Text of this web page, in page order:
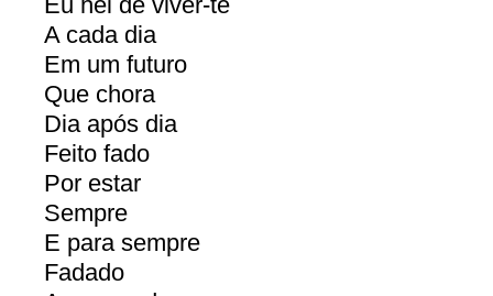
A cada dia
Em um futuro
Que chora
Dia após dia
Feito fado
Por estar
Sempre
E para sempre
Fadado